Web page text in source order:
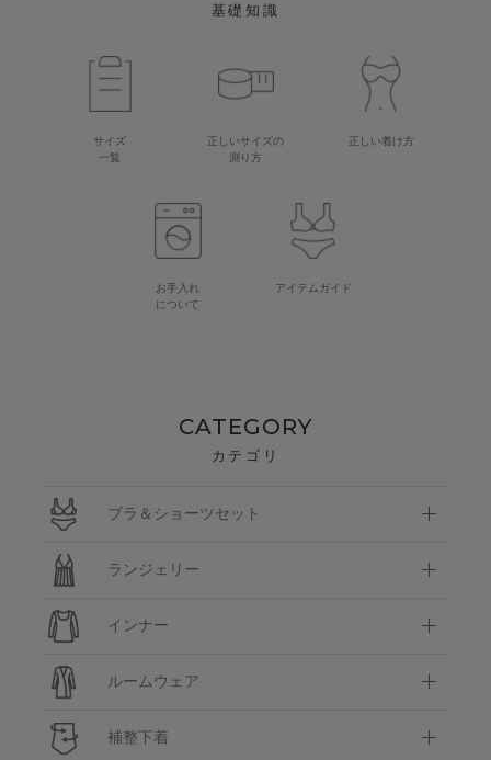
基礎知識
サイズ
一覧
正しいサイズの
測り方
正しい着け方
お手入れ
について
アイテムガイド
CATEGORY
カテゴリ
ブラ＆ショーツセット
ランジェリー
インナー
ルームウェア
補整下着